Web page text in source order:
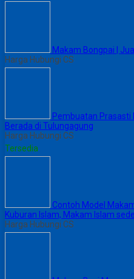
Makam Bongpai |
Harga Hubungi CS
Pembuatan Prasasti
Berada di Tulungagung
Harga Hubungi CS
Tersedia
Contoh Model
Kuburan Islam, Makam Islam
Harga Hubungi CS